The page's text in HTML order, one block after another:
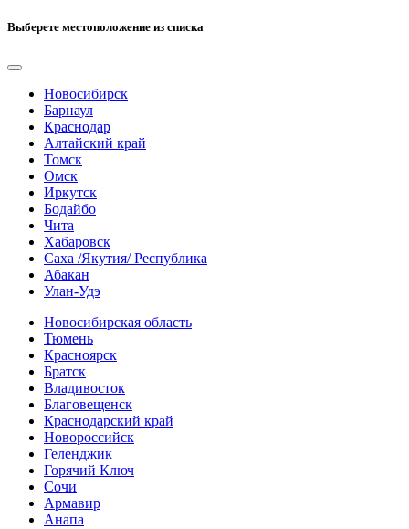
Выберете местоположение из списка
Новосибирск
Барнаул
Краснодар
Алтайский край
Томск
Омск
Иркутск
Бодайбо
Чита
Хабаровск
Саха /Якутия/ Республика
Абакан
Улан-Удэ
Новосибирская область
Тюмень
Красноярск
Братск
Владивосток
Благовещенск
Краснодарский край
Новороссийск
Геленджик
Горячий Ключ
Сочи
Армавир
Анапа